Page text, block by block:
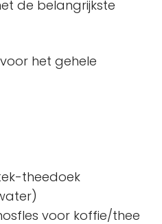
de belangrijkste
het gehele
theedoek
voor koffie/thee